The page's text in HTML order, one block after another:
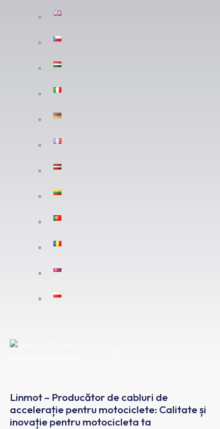
Linmot – Producător de cabluri de
accelerație pentru motociclete: Calitate și
inovație pentru motocicleta ta